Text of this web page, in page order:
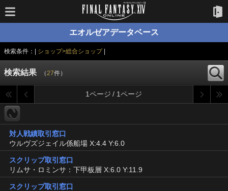
エオルゼアデータベース
検索条件：| ショップ>総合ショップ|
検索結果 （27件）
1ページ / 1ページ
対人戦績取引窓口
ウルヴズジェイル係船場 X:4.4 Y:6.0
スクリップ取引窓口
リムサ・ロミンサ：下甲板層 X:6.0 Y:11.9
スクリップ取引窓口